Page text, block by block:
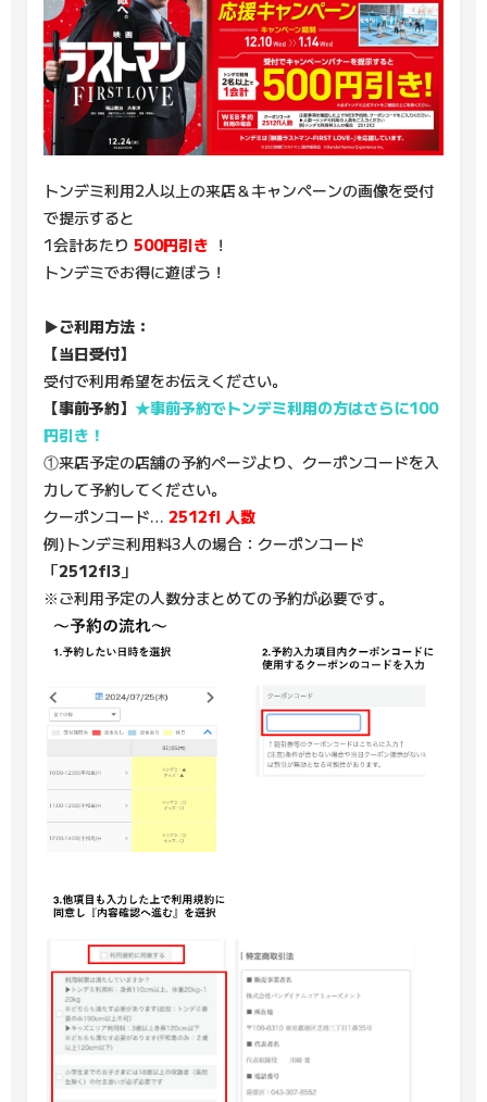
トンデミ利用2人以上の来店＆キャンペーンの画像を受付
で提示すると
1会計あたり 500円引き ！
トンデミでお得に遊ぼう！
▶ご利用方法：
【当日受付】
受付で利用希望をお伝えください。
【事前予約】 ★事前予約でトンデミ利用の方はさらに100
円引き！
①来店予定の店舗の予約ページより、クーポンコードを入
力して予約してください。
クーポンコード… 2512fl 人数
例)トンデミ利用料3人の場合：クーポンコード
「2512fl3 」
※ご利用予定の人数分まとめての予約が必要です。